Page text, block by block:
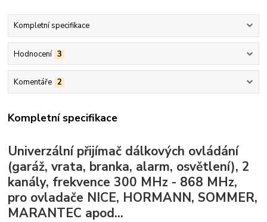
Kompletní specifikace
Hodnocení 3
Komentáře 2
Kompletní specifikace
Univerzální přijímač dálkových ovládání
(garáž, vrata, branka, alarm, osvětlení), 2
kanály, frekvence 300 MHz - 868 MHz,
pro ovladače NICE, HORMANN, SOMMER,
MARANTEC apod...